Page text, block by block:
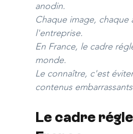
anodin.
Chaque image,
l'entreprise.
En France, le cadre
monde.
Le connaître, c'est
contenus
Le cadre